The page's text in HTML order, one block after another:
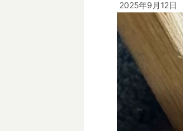
2025年9月12日